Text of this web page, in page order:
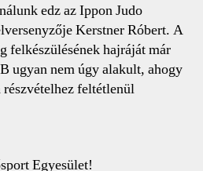
edz az Ippon Judo
Kerstner Róbert. A
felkészülésének hajráját már
ugyan nem úgy alakult, ahogy
feltétlenül
Egyesület!